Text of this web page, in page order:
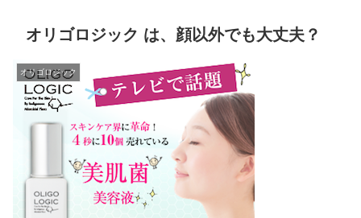
オリゴロジック は、顔以外でも大丈夫？
オリゴロジック